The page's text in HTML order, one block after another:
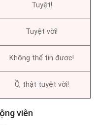
Tuyệt!
Tuyệt vời!
Không thể tin được!
Ồ, thật tuyệt vời!
viên